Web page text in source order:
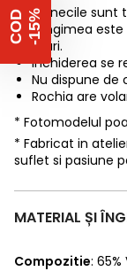
Manecile sunt
Lungimea
mari.
Inchiderea se
Nu dispune de
Rochia are
* Fotomodelul
* Fabricat in
suflet si pasiune
MATERIAL ȘI
Compozitie: 65%
C
O
D
-
1
5 %